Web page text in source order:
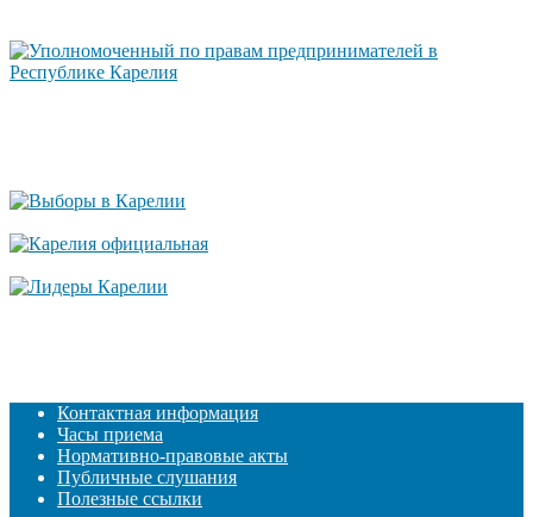
Контактная информация
Часы приема
Нормативно-правовые акты
Публичные слушания
Полезные ссылки